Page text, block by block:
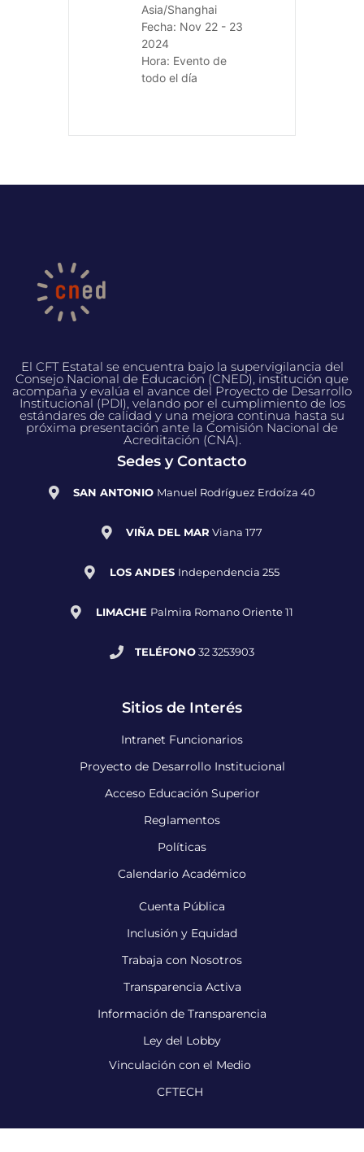
Asia/Shanghai
Fecha: Nov 22 - 23
2024
Hora: Evento de
todo el día
El CFT Estatal se encuentra bajo la supervigilancia del
Consejo Nacional de Educación (CNED), institución que
acompaña y evalúa el avance del Proyecto de Desarrollo
Institucional (PDI), velando por el cumplimiento de los
estándares de calidad y una mejora continua hasta su
próxima presentación ante la Comisión Nacional de
Acreditación (CNA).
Sedes y Contacto
SAN ANTONIO Manuel Rodríguez Erdoíza 40
VIÑA DEL MAR Viana 177
LOS ANDES Independencia 255
LIMACHE Palmira Romano Oriente 11
TELÉFONO32 3253903
Sitios de Interés
Intranet Funcionarios
Proyecto de Desarrollo Institucional
Acceso Educación Superior
Reglamentos
Políticas
Calendario Académico
Cuenta Pública
Inclusión y Equidad
Trabaja con Nosotros
Transparencia Activa
Información de Transparencia
Ley del Lobby
Vinculación con el Medio
CFTECH